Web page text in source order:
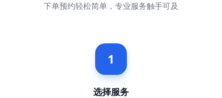
下单预约轻松简单，专业服务触手可及
1
选择服务